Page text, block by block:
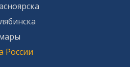
России